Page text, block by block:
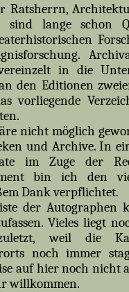
Ratsherrn,
sind lange schon
in die
den Editionen
vorliegende
nicht möglich
und Archive. In
im Zuge der
bin ich den
Dank verpflichtet.
der Autographen
Vieles liegt
weil die
noch immer
auf hier noch nicht
willkommen.